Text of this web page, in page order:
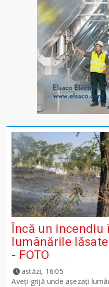
Încă un incendiu
lumânările
- FOTO
astăzi, 16:05
Aveți grijă unde așezați